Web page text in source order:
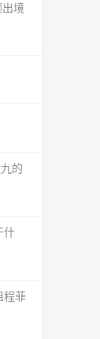
境
的
什
程菲